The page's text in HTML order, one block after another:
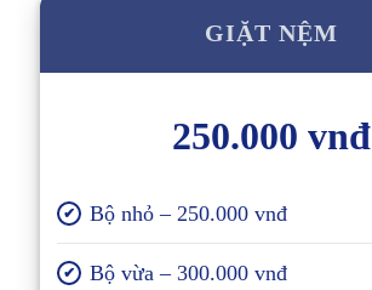
GIẶT NỆM
250.000 vnđ
✔ Bộ nhỏ – 250.000 vnđ
✔ Bộ vừa – 300.000 vnđ